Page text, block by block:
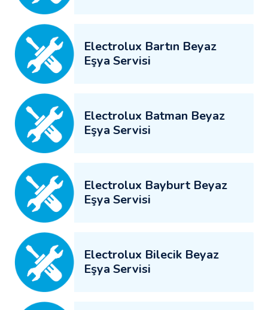
Electrolux Bartın Beyaz
Eşya Servisi
Electrolux Batman Beyaz
Eşya Servisi
Electrolux Bayburt Beyaz
Eşya Servisi
Electrolux Bilecik Beyaz
Eşya Servisi